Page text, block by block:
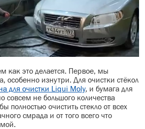
как это делается. Первое, мы
особенно изнутри. Для очистки стёкол
для очистки Liqui Moly, и бумага для
совсем не большого количества
полностью очистить стекло от всех
смрада и от того всего что